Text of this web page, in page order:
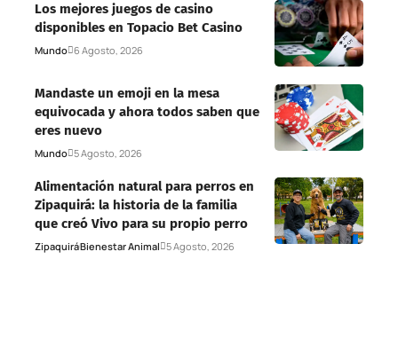
Los mejores juegos de casino
disponibles en Topacio Bet Casino
Mundo 6 Agosto, 2026
Mandaste un emoji en la mesa
equivocada y ahora todos saben que
eres nuevo
Mundo 5 Agosto, 2026
Alimentación natural para perros en
Zipaquirá: la historia de la familia
que creó Vivo para su propio perro
ZipaquiráBienestar Animal 5 Agosto, 2026